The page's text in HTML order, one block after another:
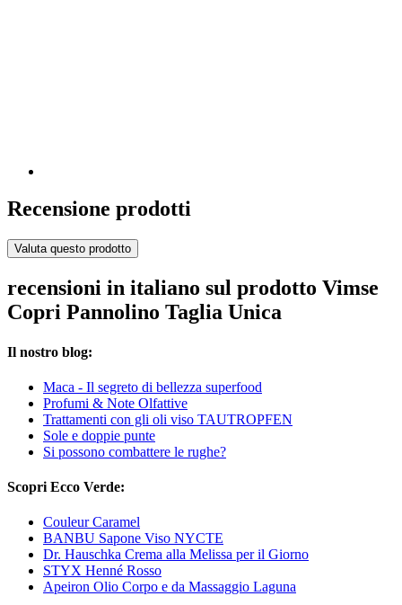
Recensione prodotti
Valuta questo prodotto
recensioni in italiano sul prodotto Vimse
Copri Pannolino Taglia Unica
Il nostro blog:
Maca - Il segreto di bellezza superfood
Profumi & Note Olfattive
Trattamenti con gli oli viso TAUTROPFEN
Sole e doppie punte
Si possono combattere le rughe?
Scopri Ecco Verde:
Couleur Caramel
BANBU Sapone Viso NYCTE
Dr. Hauschka Crema alla Melissa per il Giorno
STYX Henné Rosso
Apeiron Olio Corpo e da Massaggio Laguna